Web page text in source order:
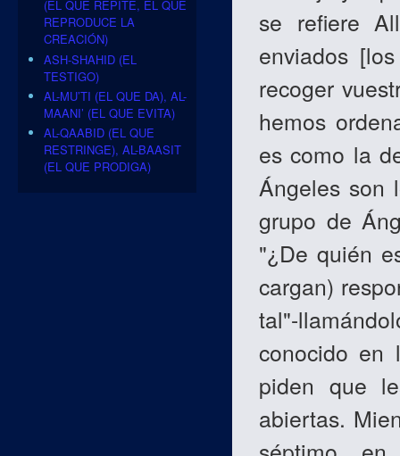
se refiere
enviados
recoger
hemos
es como la
Ángeles son
grupo de
"¿De quién
cargan)
tal"-
conocido en
piden que
abiertas.
(EL QUE REPITE, EL QUE
REPRODUCE LA
CREACIÓN)
ASH-SHAHID (EL
TESTIGO)
AL-MU’TI (EL QUE DA), AL-
MAANI’ (EL QUE EVITA)
AL-QAABID (EL QUE
RESTRINGE), AL-BAASIT
(EL QUE PRODIGA)